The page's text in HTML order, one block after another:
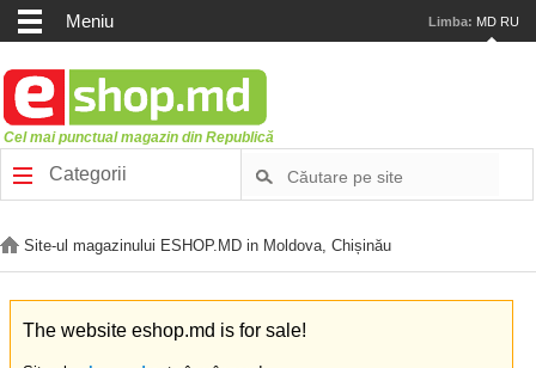
Meniu Limba: MD RU
Cel mai punctual magazin din Republică
Categorii
Site-ul magazinului ESHOP.MD in Moldova, Chișinău
The website eshop.md is for sale!